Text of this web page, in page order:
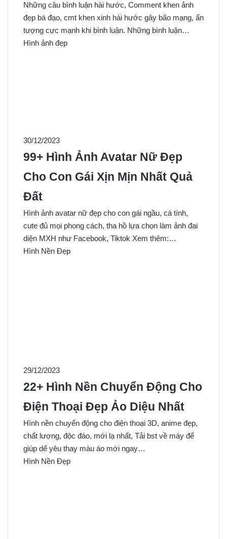
Những câu bình luận hài hước, Comment khen ảnh
đẹp bá đạo, cmt khen xinh hài hước gây bão mạng, ấn
tượng cực mạnh khi bình luận. Những bình luận…
Hình ảnh đẹp
30/12/2023
99+ Hình Ảnh Avatar Nữ Đẹp
Cho Con Gái Xịn Mịn Nhất Quả
Đất
Hình ảnh avatar nữ đẹp cho con gái ngầu, cá tính,
cute đủ mọi phong cách, tha hồ lựa chọn làm ảnh đại
diện MXH như Facebook, Tiktok Xem thêm:…
Hình Nền Đẹp
29/12/2023
22+ Hình Nền Chuyển Động Cho
Điện Thoại Đẹp Ảo Diệu Nhất
Hình nền chuyển động cho điện thoại 3D, anime đẹp,
chất lượng, độc đáo, mới lạ nhất, Tải bst về máy để
giúp dế yêu thay màu áo mới ngay…
Hình Nền Đẹp